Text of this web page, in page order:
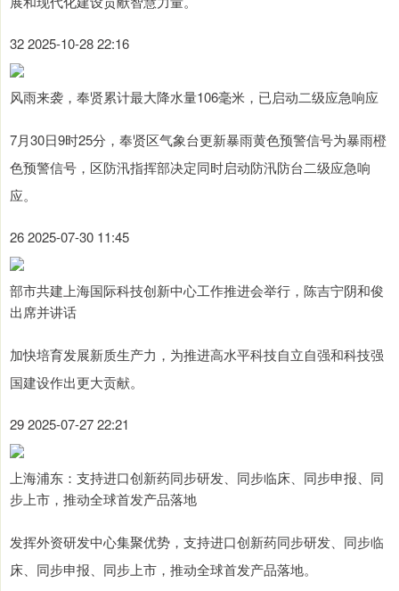
32 2025-10-28 22:16
风雨来袭，奉贤累计最大降水量106毫米，已启动二级应急响应
7月30日9时25分，奉贤区气象台更新暴雨黄色预警信号为暴雨橙
色预警信号，区防汛指挥部决定同时启动防汛防台二级应急响
应。
26 2025-07-30 11:45
部市共建上海国际科技创新中心工作推进会举行，陈吉宁阴和俊
出席并讲话
加快培育发展新质生产力，为推进高水平科技自立自强和科技强
国建设作出更大贡献。
29 2025-07-27 22:21
上海浦东：支持进口创新药同步研发、同步临床、同步申报、同
步上市，推动全球首发产品落地
发挥外资研发中心集聚优势，支持进口创新药同步研发、同步临
床、同步申报、同步上市，推动全球首发产品落地。